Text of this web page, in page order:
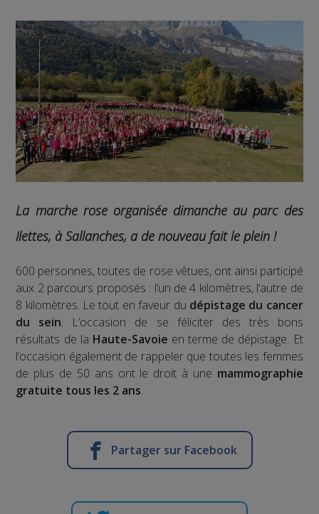
La marche rose organisée dimanche au parc des
Ilettes, à Sallanches, a de nouveau fait le plein !
600 personnes, toutes de rose vêtues, ont ainsi participé
aux 2 parcours proposés : l’un de 4 kilomètres, l’autre de
8 kilomètres. Le tout en faveur du dépistage du cancer
du sein. L’occasion de se féliciter des très bons
résultats de la Haute-Savoie en terme de dépistage. Et
l’occasion également de rappeler que toutes les femmes
de plus de 50 ans ont le droit à une mammographie
gratuite tous les 2 ans.
Partager sur Facebook